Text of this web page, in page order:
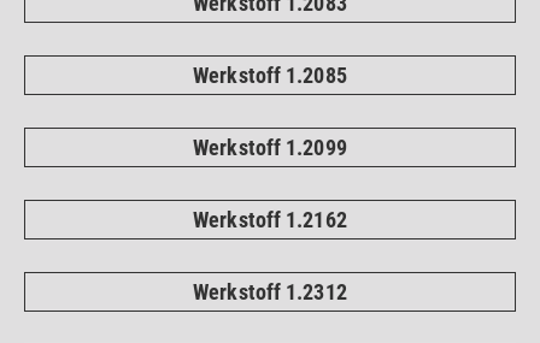
Werkstoff 1.2085
Werkstoff 1.2099
Werkstoff 1.2162
Werkstoff 1.2312